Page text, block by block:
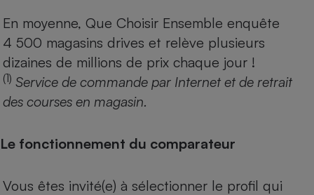
En moyenne, Que Choisir Ensemble enquête
4 500 magasins drives et relève plusieurs
dizaines de millions de prix chaque jour !
(1) Service de commande par Internet et de retrait
des courses en magasin.
Le fonctionnement du comparateur
Vous êtes invité(e) à sélectionner le profil qui